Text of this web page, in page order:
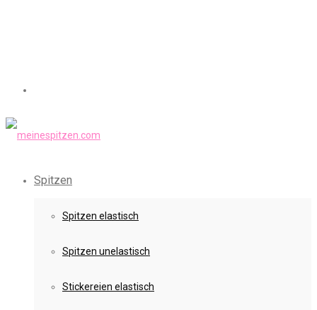
Spitzen
Spitzen elastisch
Spitzen unelastisch
Stickereien elastisch